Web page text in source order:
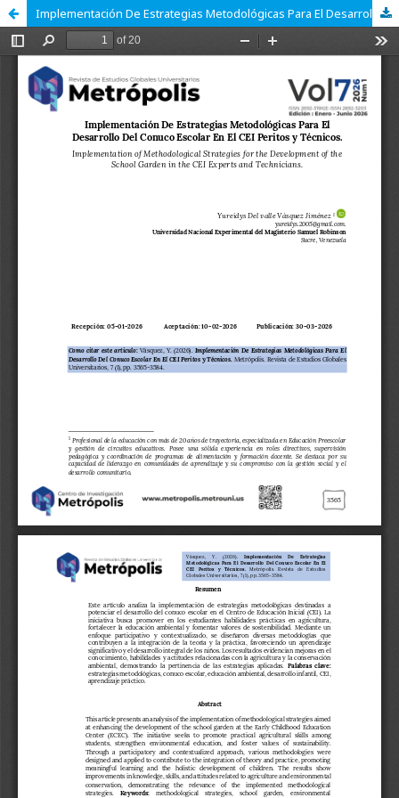
Implementación De Estrategias Metodológicas Para El Desarrollo Del Conuco Escolar En El CEI Peritos y Técnicos.